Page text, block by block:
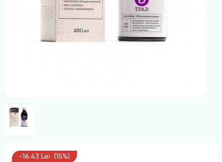
-16.43 Lei (15%)